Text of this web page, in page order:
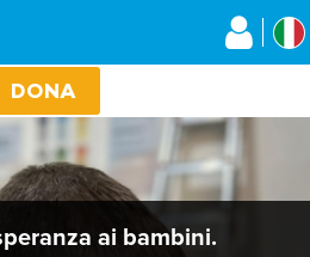
DONA
ai bambini.